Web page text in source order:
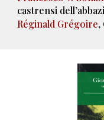
castrensi
Réginald Grégoire,